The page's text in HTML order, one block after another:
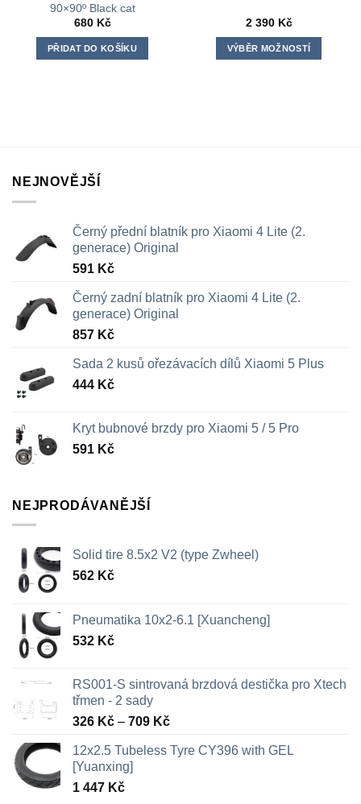
90×90º Black cat
680 Kč
PŘIDAT DO KOŠÍKU
2 390 Kč
VÝBĚR MOŽNOSTÍ
produktu
NEJNOVĚJŠÍ
Černý přední blatník pro Xiaomi 4 Lite (2.
generace) Original
591 Kč
Černý zadní blatník pro Xiaomi 4 Lite (2.
generace) Original
857 Kč
Sada 2 kusů ořezávacích dílů Xiaomi 5 Plus
444 Kč
Kryt bubnové brzdy pro Xiaomi 5 / 5 Pro
591 Kč
NEJPRODÁVANĚJŠÍ
Solid tire 8.5x2 V2 (type Zwheel)
562 Kč
Pneumatika 10x2-6.1 [Xuancheng]
532 Kč
RS001-S sintrovaná brzdová destička pro Xtech
třmen - 2 sady
326 Kč – 709 KčRozpětí
326 Kč
12x2.5 Tubeless Tyre CY396 with GEL
[Yuanxing]
1 447 Kč